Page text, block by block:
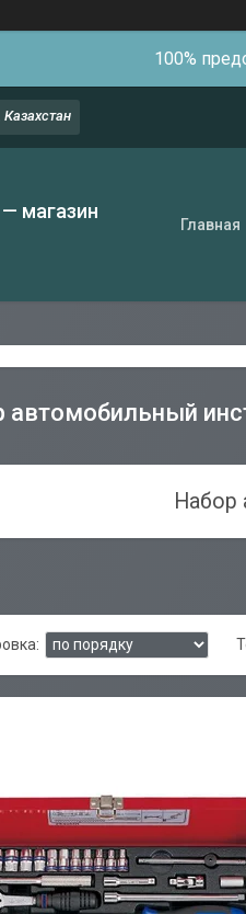
100%
магазин
Главная
автомобильный
Набор